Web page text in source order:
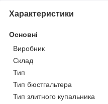
Характеристики
Основні
Виробник
Склад
Тип
Тип бюстгальтера
Тип злитного купальника